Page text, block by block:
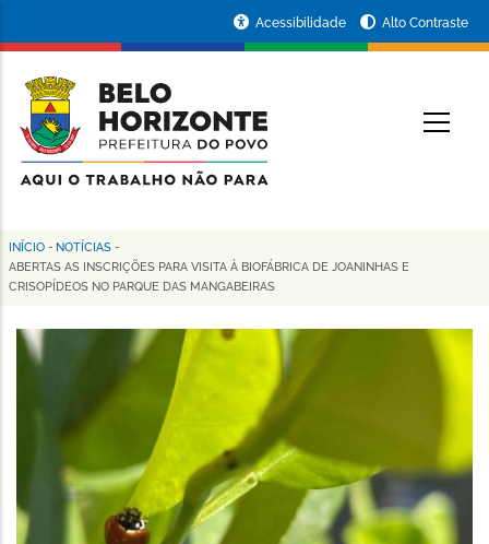
conteúdo
principal
da
Prefeitura
de
Horizonte
Acessibilidade Alto Contraste
Trilha
de
navegação
INÍCIO - NOTÍCIAS -
ABERTAS AS INSCRIÇÕES PARA VISITA À BIOFÁBRICA DE JOANINHAS E
CRISOPÍDEOS NO PARQUE DAS MANGABEIRAS